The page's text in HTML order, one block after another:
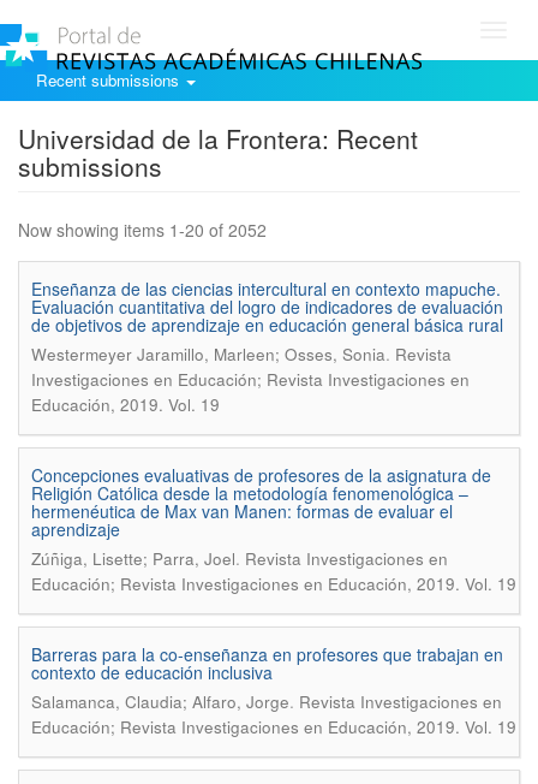
Recent submissions
Universidad de la Frontera: Recent
submissions
Now showing items 1-20 of 2052
Enseñanza de las ciencias intercultural en contexto mapuche.
Evaluación cuantitativa del logro de indicadores de evaluación
de objetivos de aprendizaje en educación general básica rural
Westermeyer Jaramillo, Marleen; Osses, Sonia. Revista
Investigaciones en Educación; Revista Investigaciones en
Educación, 2019. Vol. 19
Concepciones evaluativas de profesores de la asignatura de
Religión Católica desde la metodología fenomenológica –
hermenéutica de Max van Manen: formas de evaluar el
aprendizaje
Zúñiga, Lisette; Parra, Joel. Revista Investigaciones en
Educación; Revista Investigaciones en Educación, 2019. Vol. 19
Barreras para la co-enseñanza en profesores que trabajan en
contexto de educación inclusiva
Salamanca, Claudia; Alfaro, Jorge. Revista Investigaciones en
Educación; Revista Investigaciones en Educación, 2019. Vol. 19